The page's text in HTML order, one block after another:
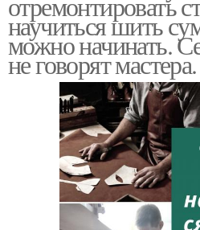
научиться шить
можно начинать.
не говорят мастера.